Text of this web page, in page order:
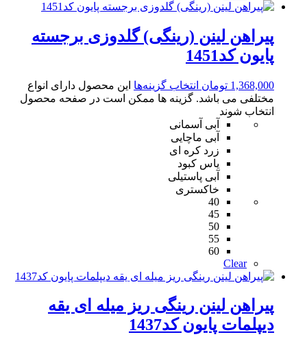
پیراهن لینن (رینگی) گلدوزی برجسته
پایون کد1451
1,368,000 تومان انتخاب گزینه‌ها این محصول دارای انواع
مختلفی می باشد. گزینه ها ممکن است در صفحه محصول
انتخاب شوند
آبی آسمانی
آبی ماچایی
زرد کره ای
یاس کبود
آبی پاستیلی
خاکستری
40
45
50
55
60
Clear
پیراهن لینن رینگی ریز میله ای یقه
دیپلمات پایون کد1437